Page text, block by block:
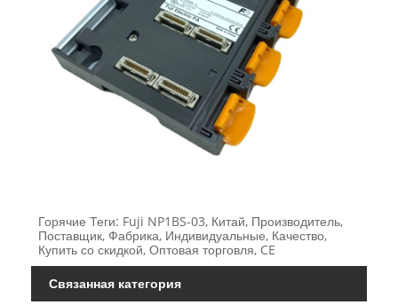
Горячие Теги: Fuji NP1BS-03, Китай, Производитель,
Поставщик, Фабрика, Индивидуальные, Качество,
Купить со скидкой, Оптовая торговля, CE
Связанная категория